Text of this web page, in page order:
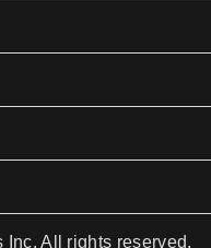
All rights reserved.